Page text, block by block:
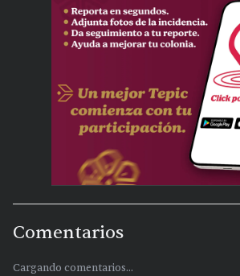
Comentarios
Cargando comentarios...